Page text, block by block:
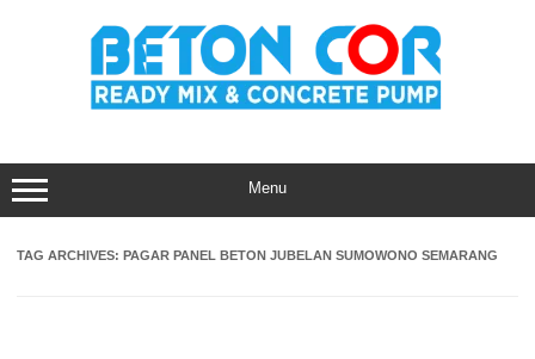
Menu
TAG ARCHIVES: PAGAR PANEL BETON JUBELAN SUMOWONO SEMARANG